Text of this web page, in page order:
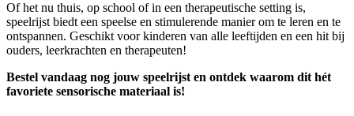
Of het nu thuis, op school of in een therapeutische setting is,
speelrijst biedt een speelse en stimulerende manier om te leren en te
ontspannen. Geschikt voor kinderen van alle leeftijden en een hit bij
ouders, leerkrachten en therapeuten!
Bestel vandaag nog jouw speelrijst en ontdek waarom dit hét
favoriete sensorische materiaal is!